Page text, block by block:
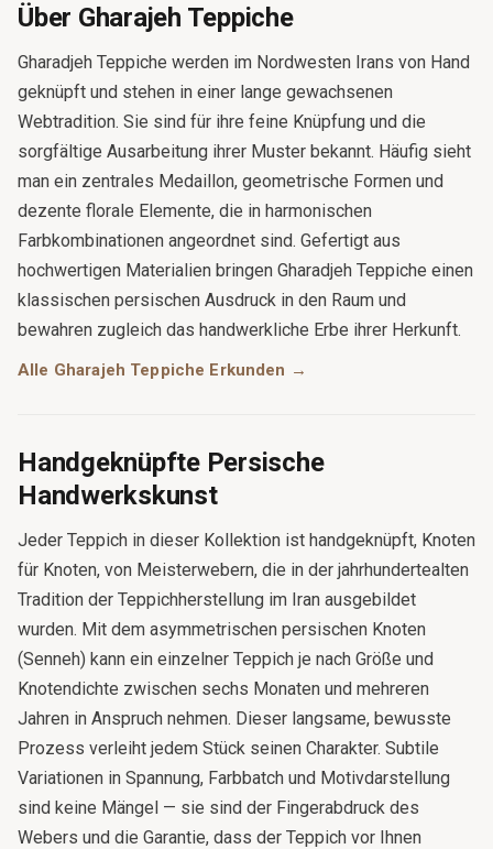
Über Gharajeh Teppiche
Gharadjeh Teppiche werden im Nordwesten Irans von Hand
geknüpft und stehen in einer lange gewachsenen
Webtradition. Sie sind für ihre feine Knüpfung und die
sorgfältige Ausarbeitung ihrer Muster bekannt. Häufig sieht
man ein zentrales Medaillon, geometrische Formen und
dezente florale Elemente, die in harmonischen
Farbkombinationen angeordnet sind. Gefertigt aus
hochwertigen Materialien bringen Gharadjeh Teppiche einen
klassischen persischen Ausdruck in den Raum und
bewahren zugleich das handwerkliche Erbe ihrer Herkunft.
Alle Gharajeh Teppiche Erkunden →
Handgeknüpfte Persische
Handwerkskunst
Jeder Teppich in dieser Kollektion ist handgeknüpft, Knoten
für Knoten, von Meisterwebern, die in der jahrhundertealten
Tradition der Teppichherstellung im Iran ausgebildet
wurden. Mit dem asymmetrischen persischen Knoten
(Senneh) kann ein einzelner Teppich je nach Größe und
Knotendichte zwischen sechs Monaten und mehreren
Jahren in Anspruch nehmen. Dieser langsame, bewusste
Prozess verleiht jedem Stück seinen Charakter. Subtile
Variationen in Spannung, Farbbatch und Motivdarstellung
sind keine Mängel — sie sind der Fingerabdruck des
Webers und die Garantie, dass der Teppich vor Ihnen